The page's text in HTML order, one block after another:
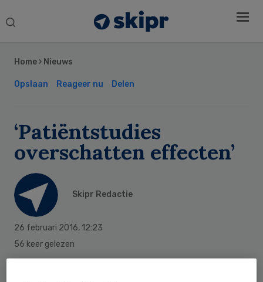
Search
Home › Nieuws
Opslaan Reageer nu Delen
‘Patiëntstudies
overschatten effecten’
Skipr Redactie
26 februari 2016, 12:23
56 keer gelezen
Sidebar